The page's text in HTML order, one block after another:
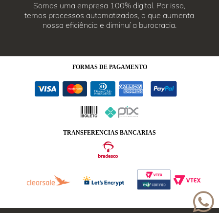
Somos uma empresa 100% digital. Por isso,
temos processos automatizados, o que aumenta
nossa eficiência e diminuí a burocracia.
FORMAS DE PAGAMENTO
TRANSFERENCIAS BANCARIAS